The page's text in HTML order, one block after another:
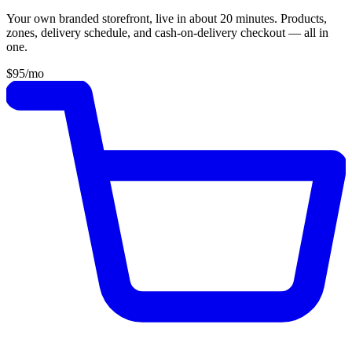
Your own branded storefront, live in about 20 minutes. Products,
zones, delivery schedule, and cash-on-delivery checkout — all in
one.
$95/mo